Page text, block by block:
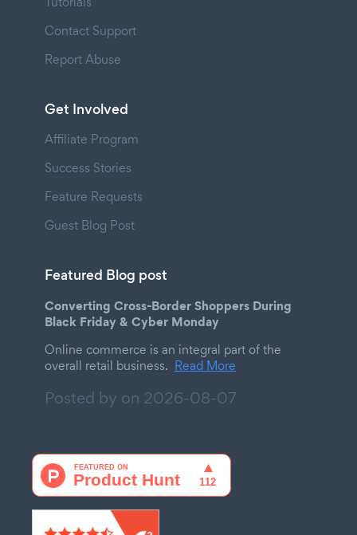
Contact Support
Report Abuse
Get Involved
Affiliate Program
Success Stories
Feature Requests
Guest Blog Post
Featured Blog post
Converting Cross-Border Shoppers During
Black Friday & Cyber Monday
Online commerce is an integral part of the
overall retail business. Read More
Posted by on 2026-08-07